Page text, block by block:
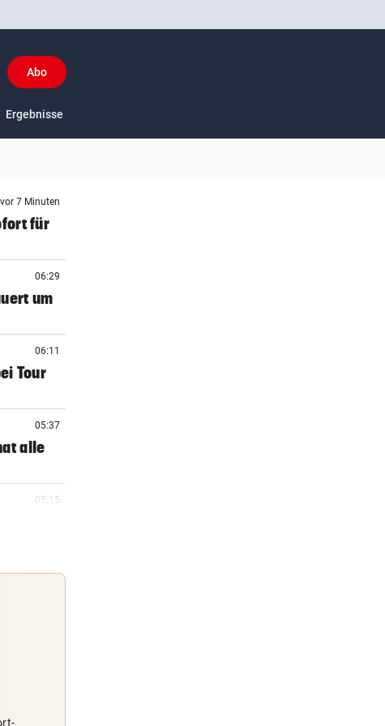
Abo
US-Sport
Ergebnisse
vor 7 Minuten
für
06:29
um
06:11
Tour
05:37
alle
05:15
05:06